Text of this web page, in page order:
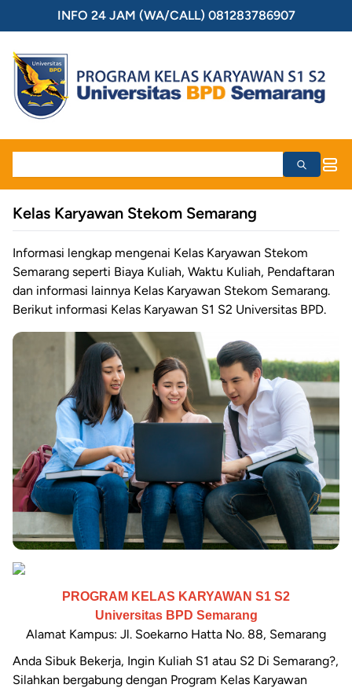
INFO 24 JAM (WA/CALL) 081283786907
Kelas Karyawan Stekom Semarang
Informasi lengkap mengenai Kelas Karyawan Stekom
Semarang seperti Biaya Kuliah, Waktu Kuliah, Pendaftaran
dan informasi lainnya Kelas Karyawan Stekom Semarang.
Berikut informasi Kelas Karyawan S1 S2 Universitas BPD.
PROGRAM KELAS KARYAWAN S1 S2
Universitas BPD Semarang
Alamat Kampus: Jl. Soekarno Hatta No. 88, Semarang
Anda Sibuk Bekerja, Ingin Kuliah S1 atau S2 Di Semarang?,
Silahkan bergabung dengan Program Kelas Karyawan